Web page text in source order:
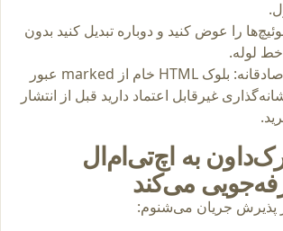
را عوض کنید و دوباره تبدیل کنید بدون
لوله.
محدودیت‌های صادقانه: بلوک HTML خام از marked عبور
غیرقابل اعتماد دارید قبل از انتشار
به اچ‌تی‌ام‌ال
می‌کند
پذیرش جریان می‌شنوم: